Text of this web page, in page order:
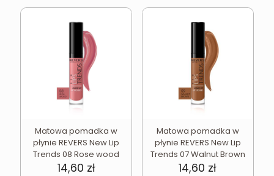
Matowa pomadka w
płynie REVERS New Lip
Trends 08 Rose wood
14,60 zł
Matowa pomadka w
płynie REVERS New Lip
Trends 07 Walnut Brown
14,60 zł